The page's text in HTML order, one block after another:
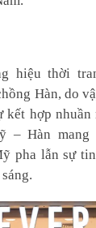
hiệu thời
Hàn, do
kết hợp
– Hàn
pha lẫn sự